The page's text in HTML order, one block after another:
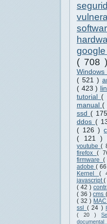
google
( 708 )
Windows
( 521 )
( 423 )
tutorial (
manual (
ssd (
ddos (
( 126 )
( 121 )
youtube(
firefox (
firmware(
adobe (
Kernel (
javascript(
( 42 )
( 36 )cms
( 32 )
ssl ( 24 )
( 20 )
documental